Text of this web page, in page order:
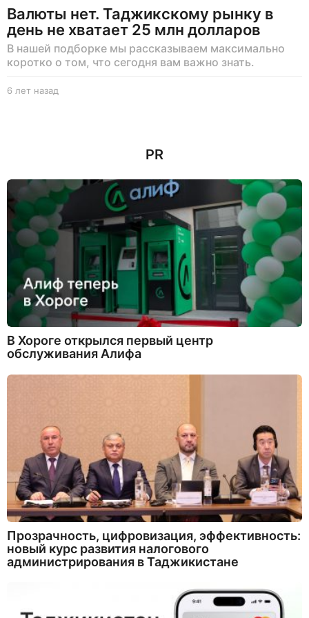
Валюты нет. Таджикскому рынку в
день не хватает 25 млн долларов
В нашей подборке мы рассказываем максимально
коротко о том, что сегодня вам важно знать.
6 лет назад
а
д
PR
В Хороге открылся первый центр
обслуживания Алифа
Прозрачность, цифровизация, эффективность:
новый курс развития налогового
администрирования в Таджикистане